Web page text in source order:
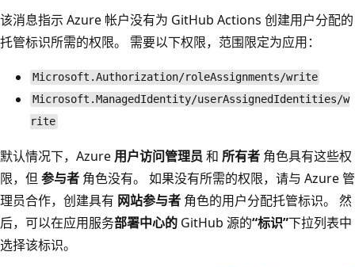
该消息指示 Azure 帐户没有为 GitHub Actions 创建用户分配的
托管标识所需的权限。 需要以下权限，范围限定为应用：
Microsoft.Authorization/roleAssignments/write
Microsoft.ManagedIdentity/userAssignedIdentities/w
rite
默认情况下，Azure 用户访问管理员 和 所有者 角色具有这些权
限，但 参与者 角色没有。 如果没有所需的权限，请与 Azure 管
理员合作，创建具有 网站参与者 角色的用户分配托管标识。 然
后，可以在应用服务部署中心的 GitHub 源的“标识”下拉列表中
选择该标识。